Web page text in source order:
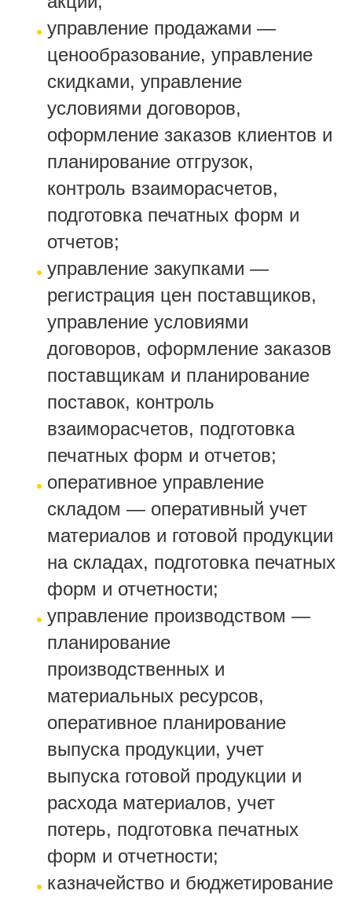
управление продажами —
ценообразование, управление
скидками, управление
условиями договоров,
оформление заказов клиентов и
планирование отгрузок,
контроль взаиморасчетов,
подготовка печатных форм и
отчетов;
управление закупками —
регистрация цен поставщиков,
управление условиями
договоров, оформление заказов
поставщикам и планирование
поставок, контроль
взаиморасчетов, подготовка
печатных форм и отчетов;
оперативное управление
складом — оперативный учет
материалов и готовой продукции
на складах, подготовка печатных
форм и отчетности;
управление производством —
планирование
производственных и
материальных ресурсов,
оперативное планирование
выпуска продукции, учет
выпуска готовой продукции и
расхода материалов, учет
потерь, подготовка печатных
форм и отчетности;
казначейство и бюджетирование